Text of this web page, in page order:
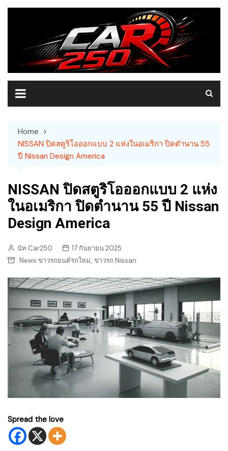
Skip
Home
NISSAN ปิดสตูริโอออกแบบ 2 แห่งในอเมริกา ปิดตำนาน 55
ปี Nissan Design America
NISSAN ปิดสตูริโอออกแบบ 2 แห่ง
ในอเมริกา ปิดตำนาน 55 ปี Nissan
Design America
นัท Car250
17 กันยายน 2025
News ข่าวรถยนต์รถใหม่, ข่าวรถ Nissan
Spread the love